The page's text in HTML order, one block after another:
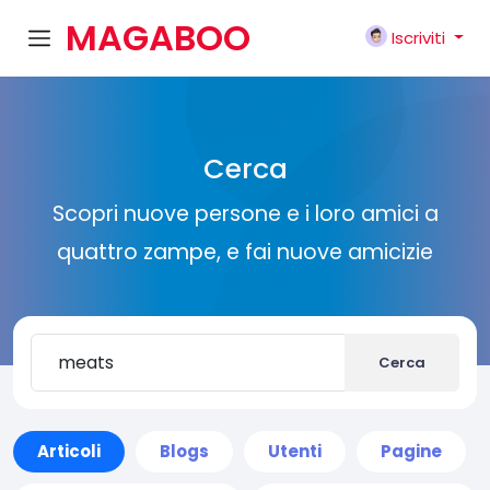
MAGABOO
Iscriviti
Cerca
Scopri nuove persone e i loro amici a
quattro zampe, e fai nuove amicizie
Cerca
Articoli Blogs Utenti Pagine